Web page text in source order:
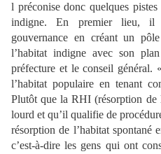
l préconise donc quelques
indigne. En premier lieu, il
gouvernance en créant un
l’habitat indigne avec son
préfecture et le conseil
l’habitat populaire en tenant
Plutôt que la RHI (résorption de
lourd et qu’il qualifie de
résorption de l’habitat spontané
c’est-à-dire les gens qui ont